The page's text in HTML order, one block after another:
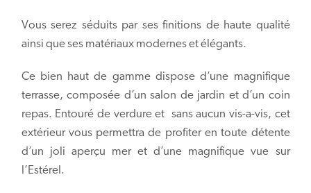
Vous serez séduits par ses finitions de haute qualité
ainsi que ses matériaux modernes et élégants.
Ce bien haut de gamme dispose d’une magnifique
terrasse, composée d’un salon de jardin et d’un coin
repas. Entouré de verdure et sans aucun vis-a-vis, cet
extérieur vous permettra de profiter en toute détente
d’un joli aperçu mer et d’une magnifique vue sur
l’Estérel.